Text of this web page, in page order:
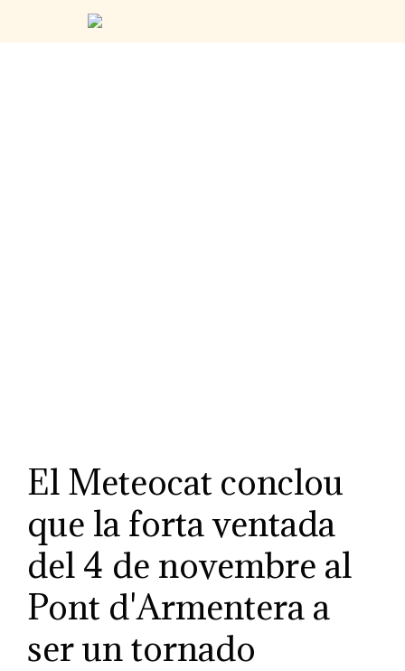
El Meteocat conclou
que la forta ventada
del 4 de novembre al
Pont d'Armentera a
ser un tornado